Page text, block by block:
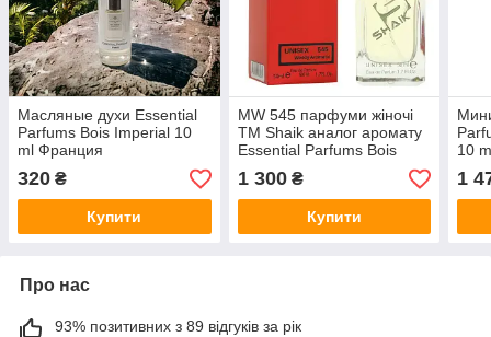
Масляные духи Essential
Parfums Bois Imperial 10
ml Франция
320 ₴
Купити
MW 545 парфуми жіночі
TM Shaik аналог аромату
Essential Parfums Bois
Imperial 50 ml
1 300₴
Купити
10
1
Про нас
93% позитивних з 89 відгуків за рік